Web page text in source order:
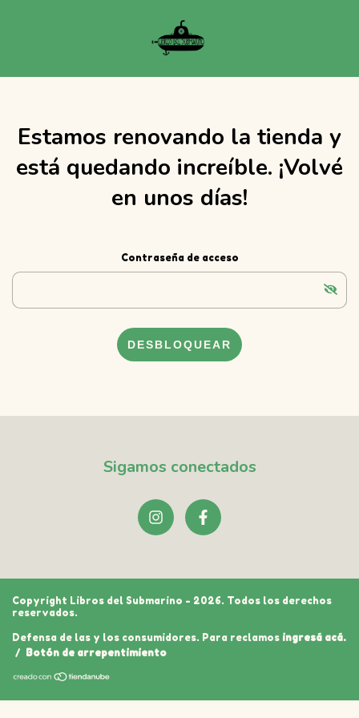
Estamos renovando la tienda y
está quedando increíble. ¡Volvé
en unos días!
Contraseña de acceso
DESBLOQUEAR
Sigamos conectados
Copyright Libros del Submarino - 2026. Todos los derechos
reservados.
Defensa de las y los consumidores. Para reclamos ingresá acá.
/ Botón de arrepentimiento